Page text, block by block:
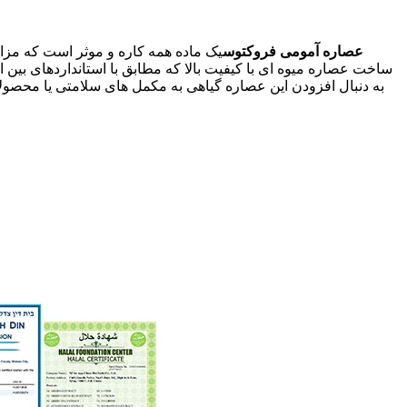
عصاره آمومی فروکتوسیک ماده همه کاره و موثر است که
ساخت عصاره میوه ای با کیفیت بالا که مطابق با استانداردهای
به دنبال افزودن این عصاره گیاهی به مکمل های سلامتی یا